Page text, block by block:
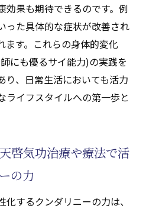
効果も期待できるのです。例
った具体的な症状が改善され
ます。これらの身体的変化
にも優るサイ能力)の実践を
り、日常生活においても活力
ライフスタイルへの第一歩と
啓気功治療や療法で活
の力
するクンダリニーの力は、